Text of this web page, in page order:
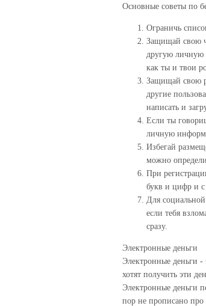
Основные советы по
Ограничь
Защищай свою
другую личную
как ты и твои
Защищай свою
другие
написать и
Если ты
личную
Избегай
можно
При
букв и цифр и с
Для
если тебя
сразу.
Электронные деньги
Электронные деньги
хотят получить эти
Электронные деньги
пор не прописано про